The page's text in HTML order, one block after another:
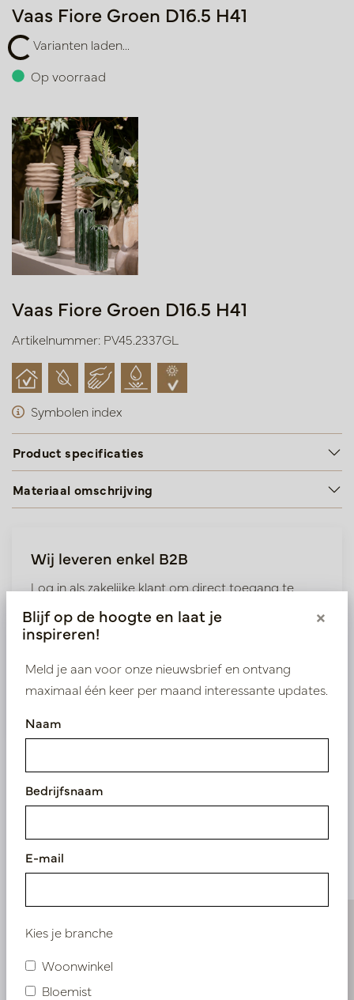
Vaas Fiore Groen D16.5 H41
Varianten laden...
Op voorraad
Vaas Fiore Groen D16.5 H41
Artikelnummer: PV45.2337GL
Symbolen index
Product specificaties
Materiaal omschrijving
Wij leveren enkel B2B
Log in als zakelijke klant om direct toegang te
krijgen tot onze exclusieve prijzen.
Nieuw? Registreer hier
producten
Blijf op de hoogte en laat je
inspireren!
×
Meld je aan voor onze nieuwsbrief en ontvang
maximaal één keer per maand interessante updates.
Naam
Bedrijfsnaam
E-mail
Kies je branche
Woonwinkel
Bloemist